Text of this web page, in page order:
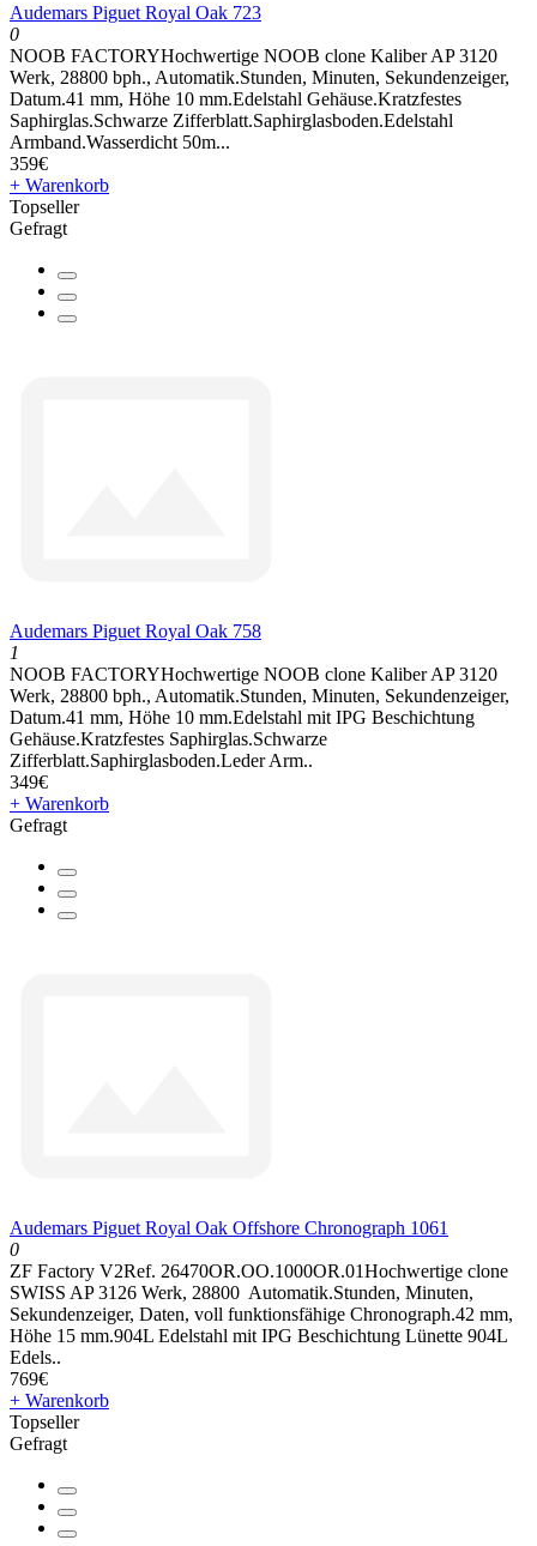
Audemars Piguet Royal Oak 723
0
NOOB FACTORYHochwertige NOOB clone Kaliber AP 3120
Werk, 28800 bph., Automatik.Stunden, Minuten, Sekundenzeiger,
Datum.41 mm, Höhe 10 mm.Edelstahl Gehäuse.Kratzfestes
Saphirglas.Schwarze Zifferblatt.Saphirglasboden.Edelstahl
Armband.Wasserdicht 50m...
359€
+ Warenkorb
Topseller
Gefragt
Audemars Piguet Royal Oak 758
1
NOOB FACTORYHochwertige NOOB clone Kaliber AP 3120
Werk, 28800 bph., Automatik.Stunden, Minuten, Sekundenzeiger,
Datum.41 mm, Höhe 10 mm.Edelstahl mit IPG Beschichtung
Gehäuse.Kratzfestes Saphirglas.Schwarze
Zifferblatt.Saphirglasboden.Leder Arm..
349€
+ Warenkorb
Gefragt
Audemars Piguet Royal Oak Offshore Chronograph 1061
0
ZF Factory V2Ref. 26470OR.OO.1000OR.01Hochwertige clone
SWISS AP 3126 Werk, 28800 Automatik.Stunden, Minuten,
Sekundenzeiger, Daten, voll funktionsfähige Chronograph.42 mm,
Höhe 15 mm.904L Edelstahl mit IPG Beschichtung Lünette 904L
Edels..
769€
+ Warenkorb
Topseller
Gefragt